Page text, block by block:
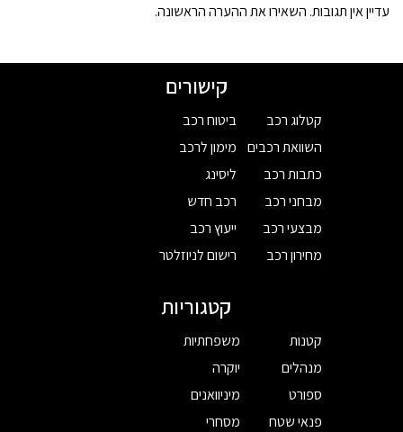
עדיין אין תגובות. השאירו את ההערה הראשונה.
קישורים
קטלוג רכב
השוואת רכבים
כתבות רכב
מבחני רכב
מבצעי רכב
מחירון רכב
ביטוח רכב
מימון לרכב
ליסינג
רכב חדש
ייעוץ רכב
רישום לניוזלטר
קטגוריות
קטנות
מנהלים
ספורט
פנאי שטח
משפחתיות
יוקרה
מיניוואנים
מסחרי